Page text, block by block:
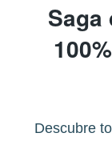
Saga
Descubre